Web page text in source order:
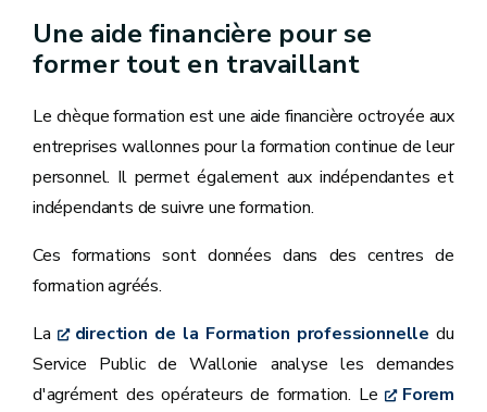
Une aide financière pour se
former tout en travaillant
Le chèque formation est une aide financière octroyée aux
entreprises wallonnes pour la formation continue de leur
personnel. Il permet également aux indépendantes et
indépendants de suivre une formation.
Ces formations sont données dans des centres de
formation agréés.
La
direction de la Formation professionnelledu
Service Public de Wallonie analyse les demandes
d'agrément des opérateurs de formation. Le
Forem